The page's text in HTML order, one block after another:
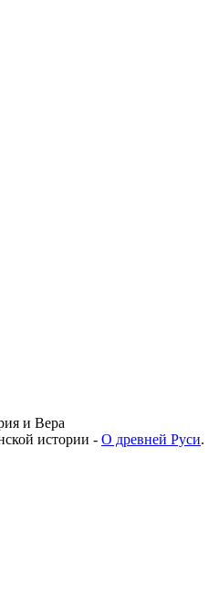
и Вера
истории - О древней Руси.